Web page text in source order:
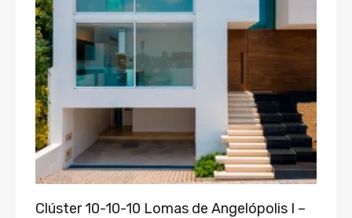
Clúster 10-10-10 Lomas de Angelópolis I –